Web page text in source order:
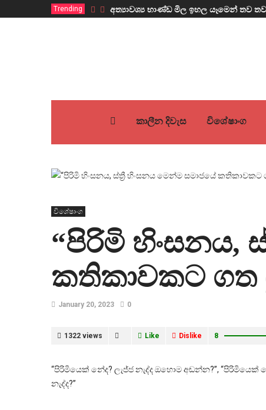
Trending අත්‍යාවශ්‍ය භාණ්ඩ මිල ඉහල යෑමෙන් තව
කාලීන දිවැස විශේෂාංග
විශේෂාංග
“පිරිමි හිංසනය,
කතිකාවකට ගත
January 20, 2023 0
1322 views Like Dislike 8
“පිරිමියෙක් නේද? ලැජ්ජ නැද්ද ඔහොම අඬන්න?”,
නැද්ද?”